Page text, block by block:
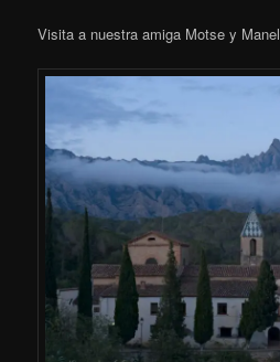
Visita a nuestra amiga Motse y Manel